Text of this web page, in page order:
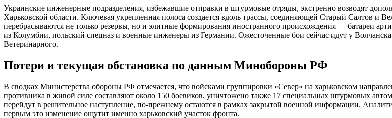
Украинские инженерные подразделения, избежавшие отправки в штурмовые отряды, экстренно возводят
Харьковской области. Ключевая укрепленная полоса создается вдоль трассы, соединяющей Старый Салтов и
перебрасываются не только резервы, но и элитные формирования иностранного происхождения — батареи
из Колумбии, польский спецназ и военные инженеры из Германии. Ожесточенные бои сейчас идут у
Ветеринарного.
Потери и текущая обстановка по данным Минобороны РФ
В сводках Министерства обороны РФ отмечается, что войсками группировки «Север» на харьковском
противника в живой силе составляют около 150 боевиков, уничтожено также 17 специальных штурмовых
перейдут в решительное наступление, по-прежнему остаются в рамках закрытой военной информации.
первым это изменение ощутит именно харьковский участок фронта.